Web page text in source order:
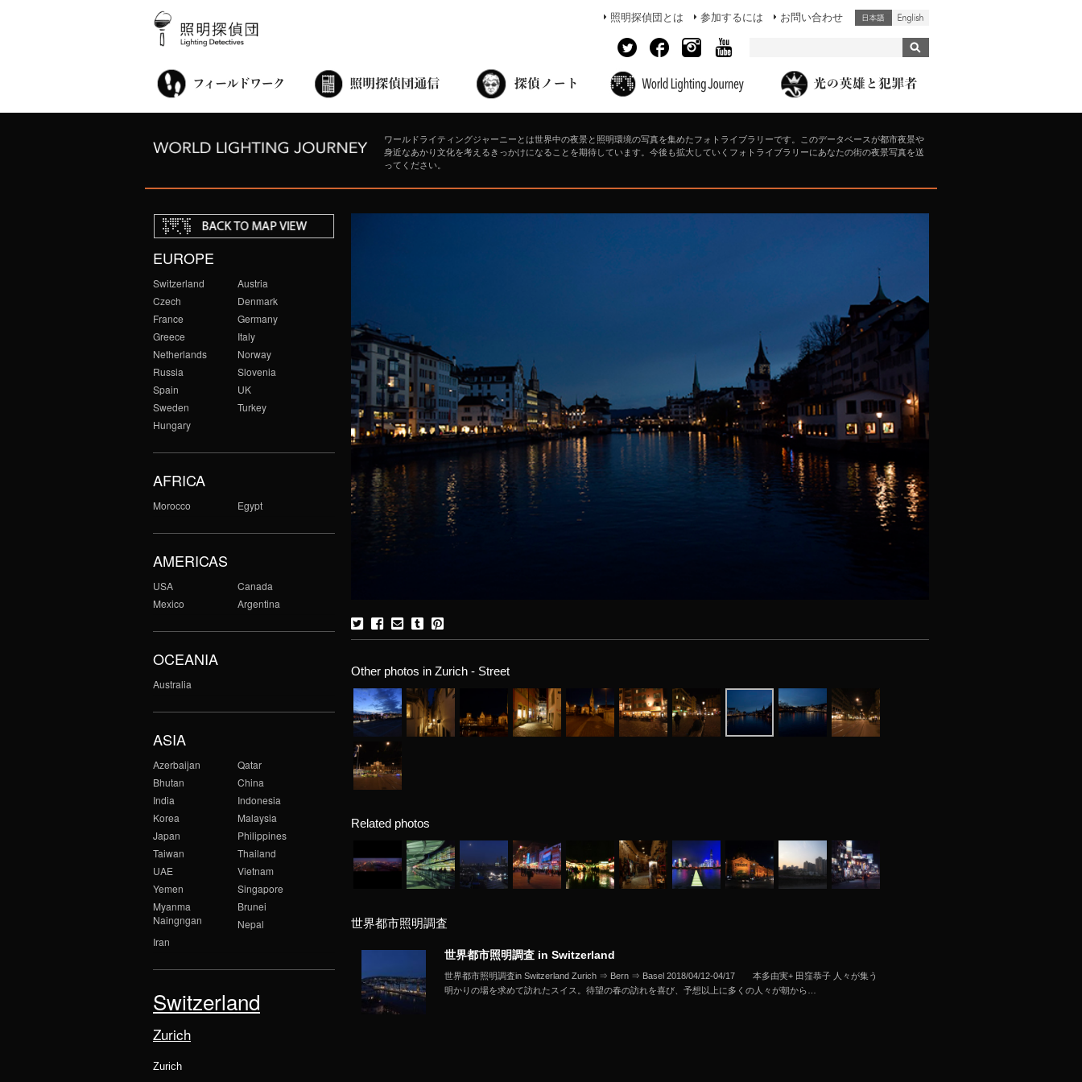
照明探偵団とは 参加するには お問い合わせ
ワールドライティングジャーニーとは世界中の夜景と照明環境の写真を集めたフォトライブラリーです。このデータベースが都市夜景や
身近なあかり文化を考えるきっかけになることを期待しています。今後も拡大していくフォトライブラリーにあなたの街の夜景写真を送
ってください。
EUROPE
Switzerland
Austria
Czech
Denmark
France
Germany
Greece
Italy
Netherlands
Norway
Russia
Slovenia
Spain
UK
Sweden
Turkey
Hungary
AFRICA
Morocco Egypt
AMERICAS
USA
Canada
Mexico
Argentina
OCEANIA
Australia
ASIA
Azerbaijan
Qatar
Bhutan
China
India
Indonesia
Korea
Malaysia
Japan
Philippines
Taiwan
Thailand
UAE
Vietnam
Yemen
Singapore
Myanma
Naingngan
Brunei
Nepal
Iran
Switzerland
Zurich
Zurich
Other photos in Zurich - Street
Related photos
世界都市照明調査
世界都市照明調査 in Switzerland
世界都市照明調査in Switzerland Zurich ⇒ Bern ⇒ Basel 2018/04/12-04/17 本多由実+ 田窪恭子 人々が集う
明かりの場を求めて訪れたスイス。待望の春の訪れを喜び、予想以上に多くの人々が朝から…